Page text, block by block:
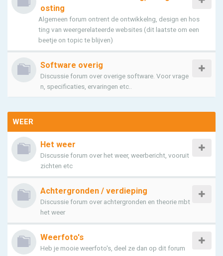
osting
Algemeen forum ontrent de ontwikkelng, design en hos
ting van weergerelateerde websites (dit laatste om een
beetje on topic te blijven)
Software overig
Discussie forum over overige software. Voor vrage
n, specificaties, ervaringen etc..
WEER
Het weer
Discussie forum over het weer, weerbericht, vooruit
zichten etc
Achtergronden / verdieping
Discussie forum over achtergronden en theorie mbt
het weer
Weerfoto's
Heb je mooie weerfoto's, deel ze dan op dit forum